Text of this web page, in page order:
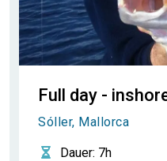
Full day -
Sóller, Mallorca
Dauer: 7h